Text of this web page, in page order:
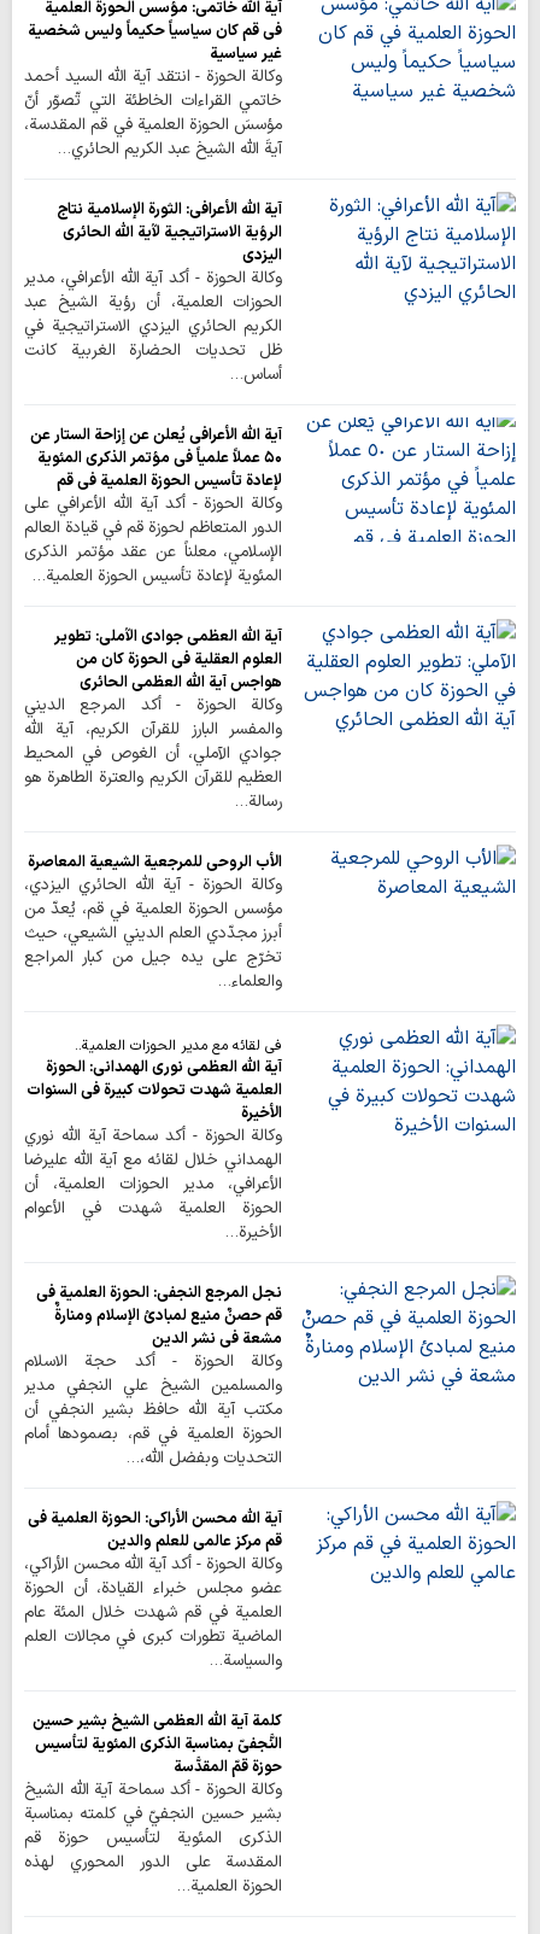
آية الله خاتمي: مؤسس الحوزة العلمية
في قم كان سياسياً حكيماً وليس شخصية
غير سياسية
وكالة الحوزة - انتقد آية الله السيد أحمد
خاتمي القراءات الخاطئة التي تّصوّر أنّ
مؤسسَ الحوزة العلمية في قم المقدسة،
آيةَ الله الشيخ عبد الكريم الحائري…
آية الله الأعرافي: الثورة الإسلامية نتاج
الرؤية الاستراتيجية لآية الله الحائري
اليزدي
وكالة الحوزة - أكد آية الله الأعرافي، مدير
الحوزات العلمية، أن رؤية الشيخ عبد
الكريم الحائري اليزدي الاستراتيجية في
ظل تحديات الحضارة الغربية كانت
أساس…
آية الله الأعرافي يُعلن عن إزاحة الستار عن
٥٠ عملاً علمياً في مؤتمر الذكرى المئوية
لإعادة تأسيس الحوزة العلمية في قم
وكالة الحوزة - أكد آية الله الأعرافي على
الدور المتعاظم لحوزة قم في قيادة العالم
الإسلامي، معلناً عن عقد مؤتمر الذكرى
المئوية لإعادة تأسيس الحوزة العلمية…
آية الله العظمى جوادي الآملي: تطوير
العلوم العقلية في الحوزة كان من
هواجس آية الله العظمى الحائري
وكالة الحوزة - أكد المرجع الديني
والمفسر البارز للقرآن الكريم، آية الله
جوادي الآملي، أن الغوص في المحيط
العظيم للقرآن الكريم والعترة الطاهرة هو
رسالة…
الأب الروحي للمرجعية الشيعية المعاصرة
وكالة الحوزة - آية الله الحائري اليزدي،
مؤسس الحوزة العلمية في قم، يُعدّ من
أبرز مجدّدي العلم الديني الشيعي، حيث
تخرّج على يده جيل من كبار المراجع
والعلماء…
في لقائه مع مدير الحوزات العلمية..
آية الله العظمى نوري الهمداني: الحوزة
العلمية شهدت تحولات كبيرة في السنوات
الأخيرة
وكالة الحوزة - أكد سماحة آية الله نوري
الهمداني خلال لقائه مع آية الله عليرضا
الأعرافي، مدير الحوزات العلمية، أن
الحوزة العلمية شهدت في الأعوام
الأخيرة…
نجل المرجع النجفي: الحوزة العلمية في
قم حصنٌ منيع لمبادئ الإسلام ومنارةٌ
مشعة في نشر الدين
وكالة الحوزة - أكد حجة الاسلام
والمسلمين الشيخ علي النجفي مدير
مكتب آية الله حافظ بشير النجفي أن
الحوزة العلمية في قم، بصمودها أمام
التحديات وبفضل الله،…
آية الله محسن الأراكي: الحوزة العلمية في
قم مركز عالمي للعلم والدين
وكالة الحوزة - أكد آية الله محسن الأراكي،
عضو مجلس خبراء القيادة، أن الحوزة
العلمية في قم شهدت خلال المئة عام
الماضية تطورات كبرى في مجالات العلم
والسياسة…
كلمة آية الله العظمى الشيخ بشير حسين
النَّجفيّ بمناسبة الذكرى المئوية لتأسيس
حوزة قمّ المقدَّسة
وكالة الحوزة - أكد سماحة آية الله الشيخ
بشير حسين النجفيّ في كلمته بمناسبة
الذكرى المئوية لتأسيس حوزة قم
المقدسة على الدور المحوري لهذه
الحوزة العلمية…